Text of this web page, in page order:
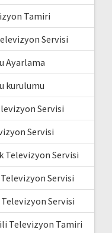
Tamiri
Servisi
Ayarlama
kurulumu
Servisi
Servisi
Televizyon Servisi
Servisi
Servisi
Televizyon Tamiri